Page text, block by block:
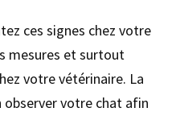
ces signes chez votre
mesures et surtout
votre vétérinaire. La
votre chat afin